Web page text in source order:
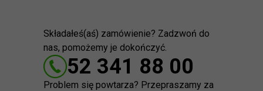
Składałeś(aś) zamówienie? Zadzwoń do
nas, pomożemy je dokończyć.
52 341 88 00
Problem się powtarza? Przepraszamy za